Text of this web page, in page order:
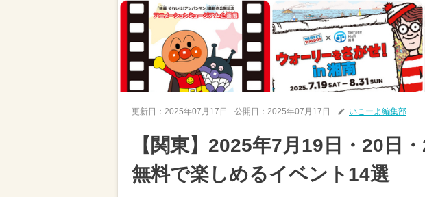
更新日： 2025年07月17日 公開日： 2025年07月17日 いこーよ編集部
【関東】2025年7月19日・20日
無料で楽しめるイベント14選